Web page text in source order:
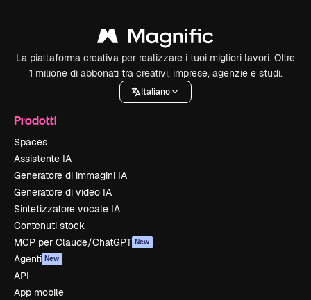
La piattaforma creativa per realizzare i tuoi migliori lavori. Oltre
1 milione di abbonati tra creativi, imprese, agenzie e studi.
Italiano
Prodotti
Spaces
Assistente IA
Generatore di immagini IA
Generatore di video IA
Sintetizzatore vocale IA
Contenuti stock
MCP per Claude/ChatGPT New
Agenti New
API
App mobile